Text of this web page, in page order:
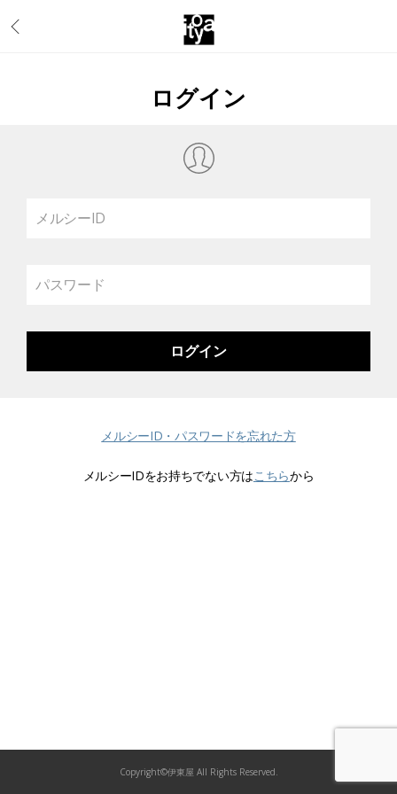
ログイン
メルシーID
パスワード
メルシーID・パスワードを忘れた方
メルシーIDをお持ちでない方はこちらから
Copyright©伊東屋 All Rights Reserved.